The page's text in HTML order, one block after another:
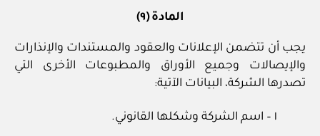
المادة (٩)
يجب أن تتضمن الإعلانات والعقود والمستندات والإنذارات
والإيصالات وجميع الأوراق والمطبوعات الأخرى التي
تصدرها الشركة، البيانات الآتية:
١ – اسم الشركة وشكلها القانوني.